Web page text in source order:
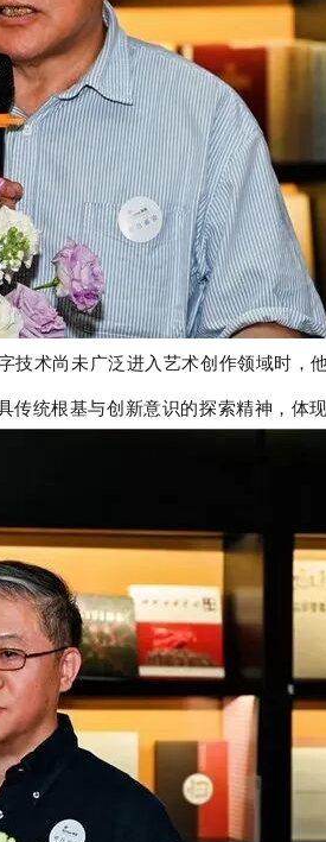
术尚未广泛进入艺术创作领域时，
统根基与创新意识的探索精神，体